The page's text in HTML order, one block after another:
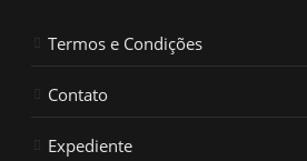
Termos e Condições
Contato
Expediente